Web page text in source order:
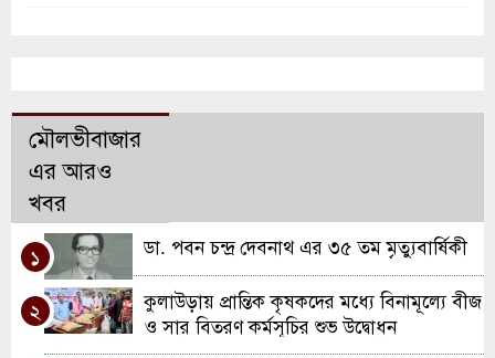
মৌলভীবাজার
এর আরও
খবর
১ ডা. পবন চন্দ্র দেবনাথ এর ৩৫ তম মৃত্যুবার্ষিকী
২
কুলাউড়ায় প্রান্তিক কৃষকদের মধ্যে বিনামূল্যে বীজ
ও সার বিতরণ কর্মসূচির শুভ উদ্বোধন